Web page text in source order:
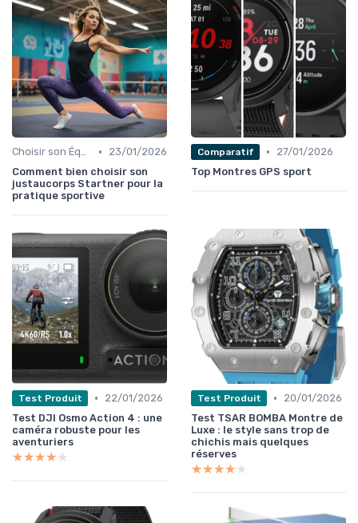
Choisir son Équipement Sportif •
23/01/2026
Comment bien choisir son
justaucorps Startner pour la
pratique sportive
Comparatif •
27/01/2026
Top Montres GPS sport
Test Produit •
22/01/2026
Test DJI Osmo Action 4 : une
caméra robuste pour les
aventuriers
★★★★★
★★★★★
Test Produit •
20/01/2026
Test TSAR BOMBA Montre de
Luxe : le style sans trop de
chichis mais quelques
réserves
★★★★★
★★★★★